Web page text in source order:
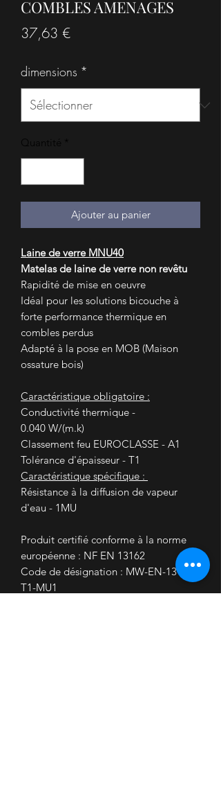
COMBLES AMENAGES
37,63 €Prix
dimensions *
Quantité *
Ajouter au panier
Laine de verre MNU40
Matelas de laine de verre non revêtu
Rapidité de mise en oeuvre
Idéal pour les solutions bicouche à
forte performance thermique en
combles perdus
Adapté à la pose en MOB (Maison
ossature bois)
Caractéristique obligatoire :
Conductivité thermique -
0.040 W/(m.k)
Classement feu EUROCLASSE - A1
Tolérance d'épaisseur - T1
Caractéristique spécifique :
Résistance à la diffusion de vapeur
d'eau - 1MU
Produit certifié conforme à la norme
européenne : NF EN 13162
Code de désignation : MW-EN-13162-
T1-MU1